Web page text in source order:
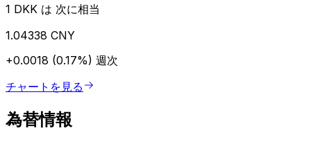
1 DKK は 次に相当
1.04338 CNY
+0.0018 (0.17%) 週次
チャートを見る
為替情報